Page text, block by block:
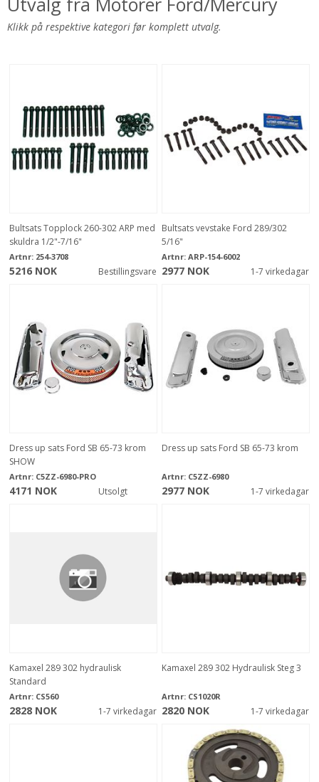
Klikk på respektive kategori før komplett utvalg.
Bultsats Topplock 260-302 ARP med
skuldra 1/2"-7/16"
Artnr: 254-3708
5216 NOK Bestillingsvare
Bultsats vevstake Ford 289/302
5/16"
Artnr: ARP-154-6002
2977 NOK 1-7 virkedagar
Dress up sats Ford SB 65-73 krom
SHOW
Artnr: C5ZZ-6980-PRO
4171 NOK Utsolgt
Dress up sats Ford SB 65-73 krom
Artnr: C5ZZ-6980
2977 NOK 1-7 virkedagar
Kamaxel 289 302 hydraulisk
Standard
Artnr: CS560
2828 NOK 1-7 virkedagar
Kamaxel 289 302 Hydraulisk Steg 3
Artnr: CS1020R
2820 NOK 1-7 virkedagar